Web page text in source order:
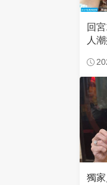
回
人
獨